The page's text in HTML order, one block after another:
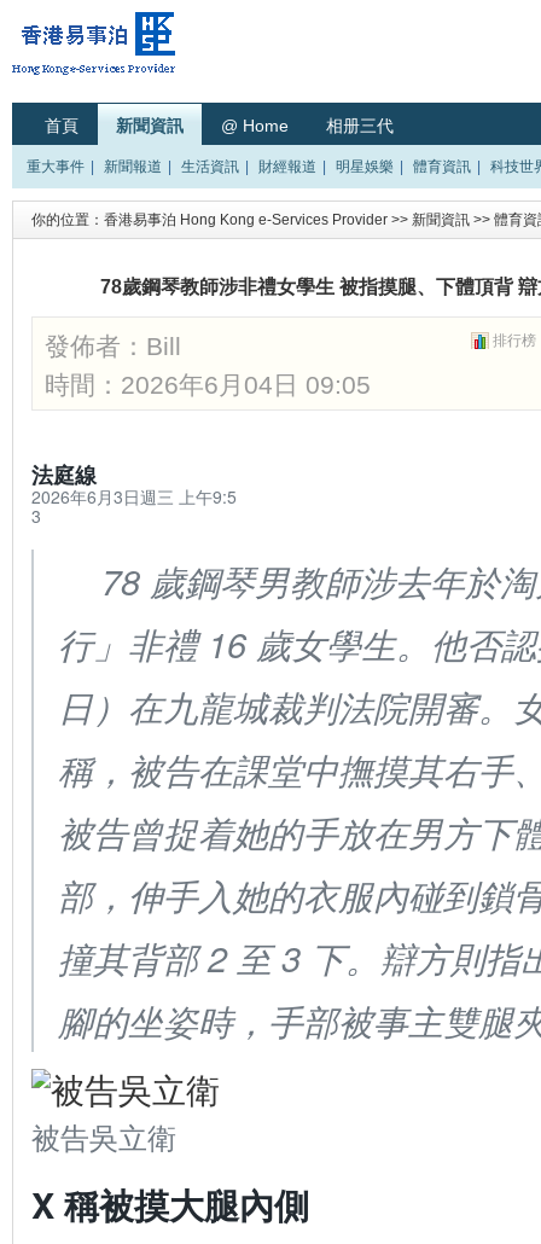
首頁 新聞資訊 @ Home 相册三代
重大事件 新聞報道 生活資訊 財經報道 明星娛樂 體育資訊 科技世
你的位置： 香港易事泊 Hong Kong e-Services Provider >> 新聞資訊 >> 體育資
78歲鋼琴教師涉非禮女學生 被指摸腿、下體頂背
排行榜
發佈者： Bill
時間：2026年6月04日 09:05
法庭線
2026年6月3日週三 上午9:5
3
78 歲鋼琴男教師涉去年於
行」非禮 16 歲女學生。他否
日）在九龍城裁判法院開審。
稱，被告在課堂中撫摸其右手
被告曾捉着她的手放在男方下
部，伸手入她的衣服內碰到鎖
撞其背部 2 至 3 下。辯方則指
腳的坐姿時，手部被事主雙腿
被告吳立衛
X 稱被摸大腿內側